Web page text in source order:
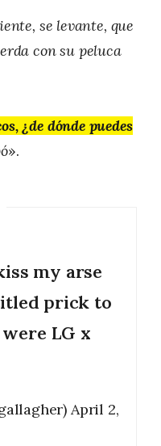
se levante, que
con su peluca
¿de dónde puedes
».
my arse
prick to
LG x
April 2,